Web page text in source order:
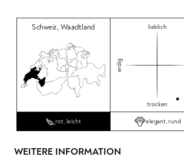
Schweiz,Waadtland lieblich
erdig
trocken
rot, leicht elegant, rund
WEITERE INFORMATION